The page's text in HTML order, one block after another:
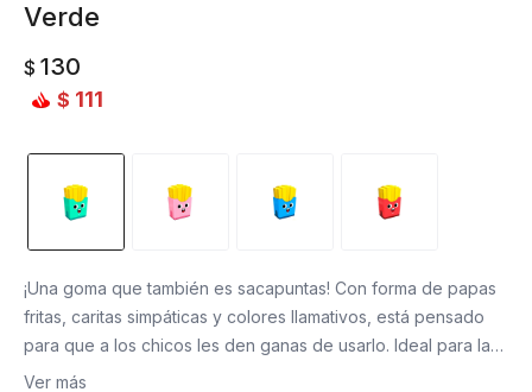
Verde
$ 130
$ 111
¡Una goma que también es sacapuntas! Con forma de papas
fritas, caritas simpáticas y colores llamativos, está pensado
para que a los chicos les den ganas de usarlo. Ideal para la
cartuchera o el escritorio, convierte una tarea simple en un
Ver más